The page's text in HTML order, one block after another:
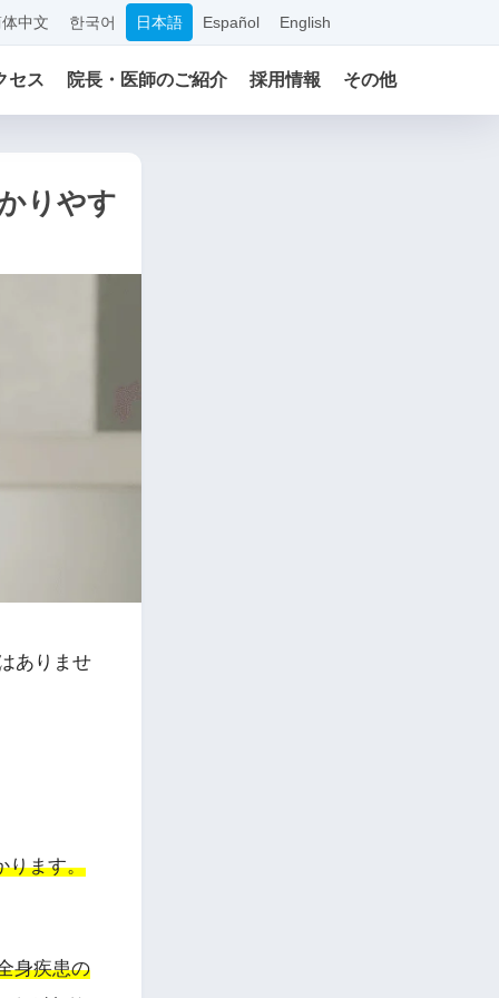
中文 한국어 日本語 Español English
セス 院長・医師のご紹介 採用情報 その他
りやす
ありませ
ります。
身疾患の